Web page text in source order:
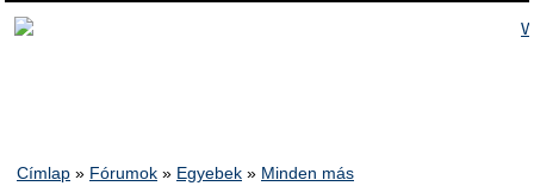
Címlap » Fórumok » Egyebek » Minden más